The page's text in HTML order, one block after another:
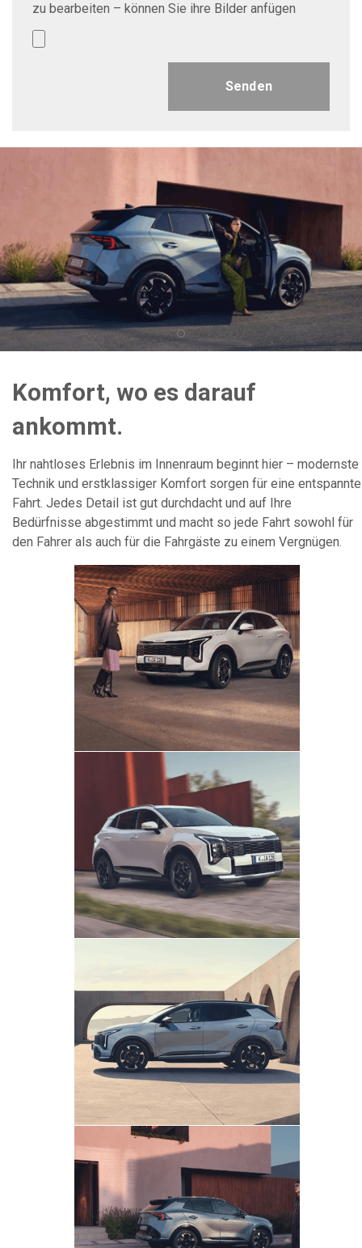
zu bearbeiten – können Sie ihre Bilder anfügen
Komfort, wo es darauf
ankommt.
Ihr nahtloses Erlebnis im Innenraum beginnt hier – modernste
Technik und erstklassiger Komfort sorgen für eine entspannte
Fahrt. Jedes Detail ist gut durchdacht und auf Ihre
Bedürfnisse abgestimmt und macht so jede Fahrt sowohl für
den Fahrer als auch für die Fahrgäste zu einem Vergnügen.